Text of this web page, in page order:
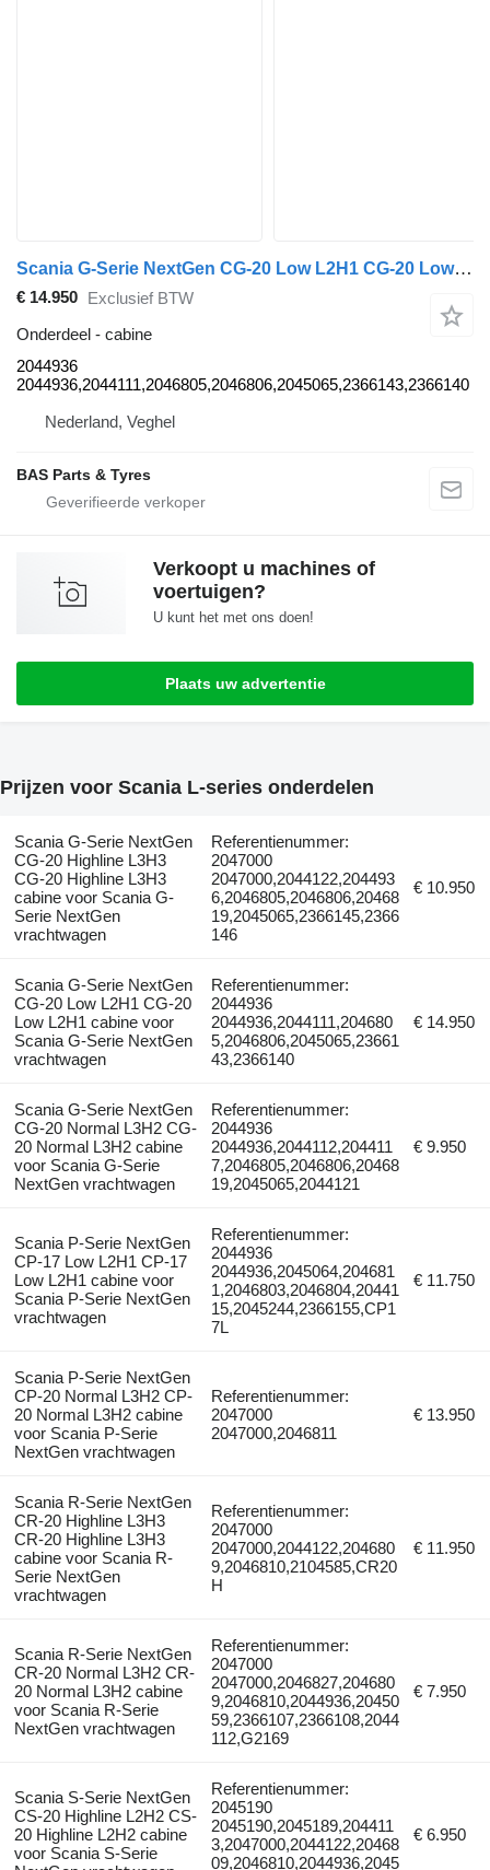
Scania G-Serie NextGen CG-20 Low L2H1 CG-20 Low L2H1 2044936 cabine voor Scania G-Serie NextGen vrachtwagen
€ 14.950 Exclusief BTW
Onderdeel - cabine
2044936
2044936,2044111,2046805,2046806,2045065,2366143,2366140
Nederland, Veghel
BAS Parts & Tyres
Verkoopt u machines of
voertuigen?
U kunt het met ons doen!
Plaats uw advertentie
Prijzen voor Scania L-series onderdelen
Scania G-Serie NextGen
CG-20 Highline L3H3
CG-20 Highline L3H3
cabine voor Scania G-
Serie NextGen
vrachtwagen
Referentienummer:
2047000
2047000,2044122,204493
6,2046805,2046806,20468
19,2045065,2366145,2366
146
€ 10.950
Scania G-Serie NextGen
CG-20 Low L2H1 CG-20
Low L2H1 cabine voor
Scania G-Serie NextGen
vrachtwagen
Referentienummer:
2044936
2044936,2044111,204680
5,2046806,2045065,23661
43,2366140
€ 14.950
Scania G-Serie NextGen
CG-20 Normal L3H2 CG-
20 Normal L3H2 cabine
voor Scania G-Serie
NextGen vrachtwagen
Referentienummer:
2044936
2044936,2044112,204411
7,2046805,2046806,20468
19,2045065,2044121
€ 9.950
Scania P-Serie NextGen
CP-17 Low L2H1 CP-17
Low L2H1 cabine voor
Scania P-Serie NextGen
vrachtwagen
Referentienummer:
2044936
2044936,2045064,204681
1,2046803,2046804,20441
15,2045244,2366155,CP1
7L
€ 11.750
Scania P-Serie NextGen
CP-20 Normal L3H2 CP-
20 Normal L3H2 cabine
voor Scania P-Serie
NextGen vrachtwagen
Referentienummer:
2047000
2047000,2046811
€ 13.950
Scania R-Serie NextGen
CR-20 Highline L3H3
CR-20 Highline L3H3
cabine voor Scania R-
Serie NextGen
vrachtwagen
Referentienummer:
2047000
2047000,2044122,204680
9,2046810,2104585,CR20
H
€ 11.950
Scania R-Serie NextGen
CR-20 Normal L3H2 CR-
20 Normal L3H2 cabine
voor Scania R-Serie
NextGen vrachtwagen
Referentienummer:
2047000
2047000,2046827,204680
9,2046810,2044936,20450
59,2366107,2366108,2044
112,G2169
€ 7.950
Scania S-Serie NextGen
CS-20 Highline L2H2 CS-
20 Highline L2H2 cabine
voor Scania S-Serie
Referentienummer:
2045190
2045190,2045189,204411
3,2047000,2044122,20468
09,2046810,2044936,2045
€ 6.950